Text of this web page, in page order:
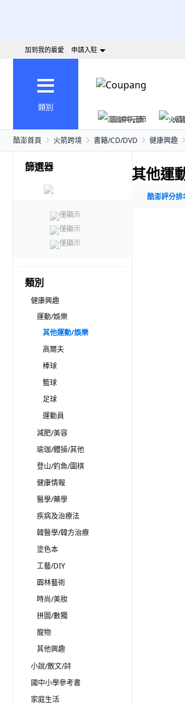
加到我的最愛 申請入駐
類別
澎派中元節 火
酷澎首頁 火箭跨境 書籍/CD/DVD 健康興趣
篩選器
僅顯示
僅顯示
僅顯示
類別
健康興趣
運動/娛樂
其他運動/娛樂
高爾夫
棒球
籃球
足球
運動員
減肥/美容
瑜珈/體操/其他
登山/釣魚/圍棋
健康情報
醫學/藥學
疾病及治療法
韓醫學/韓方治療
塗色本
工藝/DIY
園林藝術
時尚/美妝
拼圖/數獨
寵物
其他興趣
小說/散文/詩
國中小學參考書
家庭生活
其他運
酷澎評分排